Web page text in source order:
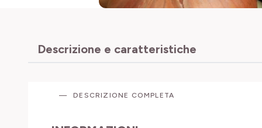
Descrizione e caratteristiche
DESCRIZIONE COMPLETA